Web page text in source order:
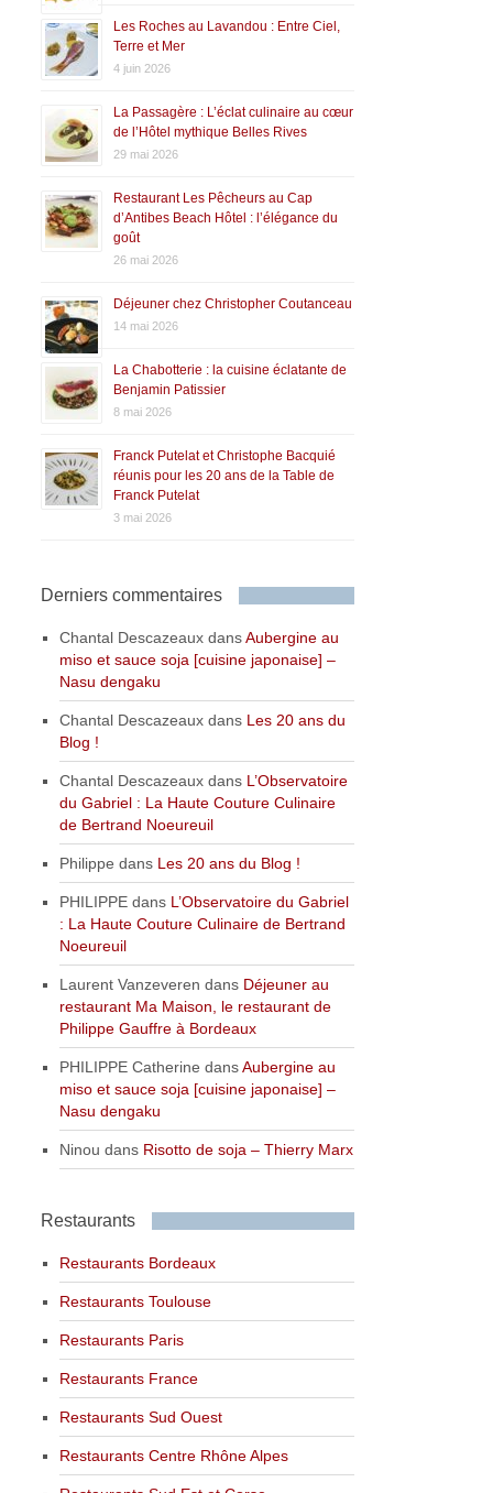
Les Roches au Lavandou : Entre Ciel,
Terre et Mer
4 juin 2026
La Passagère : L’éclat culinaire au cœur
de l’Hôtel mythique Belles Rives
29 mai 2026
Restaurant Les Pêcheurs au Cap
d’Antibes Beach Hôtel : l’élégance du
goût
26 mai 2026
Déjeuner chez Christopher Coutanceau
14 mai 2026
La Chabotterie : la cuisine éclatante de
Benjamin Patissier
8 mai 2026
Franck Putelat et Christophe Bacquié
réunis pour les 20 ans de la Table de
Franck Putelat
3 mai 2026
Derniers commentaires
Chantal Descazeaux dansAubergine au
miso et sauce soja [cuisine japonaise] –
Nasu dengaku
Chantal Descazeaux dans Les 20 ans du
Blog !
Chantal Descazeaux dans L’Observatoire
du Gabriel : La Haute Couture Culinaire
de Bertrand Noeureuil
Philippe dans Les 20 ans du Blog !
PHILIPPE dans L’Observatoire du Gabriel
: La Haute Couture Culinaire de Bertrand
Noeureuil
Laurent Vanzeveren dans Déjeuner au
restaurant Ma Maison, le restaurant de
Philippe Gauffre à Bordeaux
PHILIPPE Catherine dansAubergine au
miso et sauce soja [cuisine japonaise] –
Nasu dengaku
Ninou dans Risotto de soja – Thierry Marx
Restaurants
Restaurants Bordeaux
Restaurants Toulouse
Restaurants Paris
Restaurants France
Restaurants Sud Ouest
Restaurants Centre Rhône Alpes